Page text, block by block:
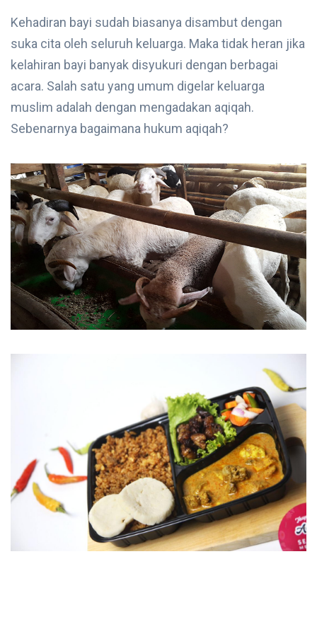
Kehadiran bayi sudah biasanya disambut dengan
suka cita oleh seluruh keluarga. Maka tidak heran jika
kelahiran bayi banyak disyukuri dengan berbagai
acara. Salah satu yang umum digelar keluarga
muslim adalah dengan mengadakan aqiqah.
Sebenarnya bagaimana hukum aqiqah?